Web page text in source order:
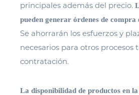
principales además del precio.
pueden generar órdenes de
Se ahorrarán los esfuerzos y
necesarios para otros procesos
contratación.
La disponibilidad de productos en la